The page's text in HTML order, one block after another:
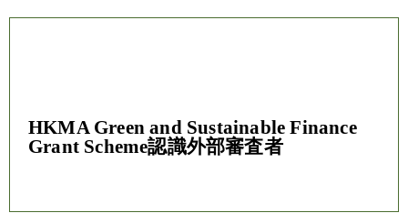
HKMA Green and Sustainable Finance
Grant Scheme認識外部審査者